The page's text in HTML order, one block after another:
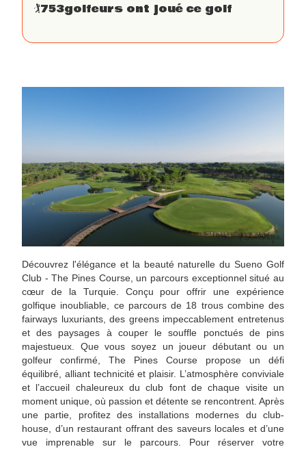
🏌753golfeurs ont joué ce golf
Découvrez l'élégance et la beauté naturelle du Sueno Golf
Club - The Pines Course, un parcours exceptionnel situé au
cœur de la Turquie. Conçu pour offrir une expérience
golfique inoubliable, ce parcours de 18 trous combine des
fairways luxuriants, des greens impeccablement entretenus
et des paysages à couper le souffle ponctués de pins
majestueux. Que vous soyez un joueur débutant ou un
golfeur confirmé, The Pines Course propose un défi
équilibré, alliant technicité et plaisir. L’atmosphère conviviale
et l’accueil chaleureux du club font de chaque visite un
moment unique, où passion et détente se rencontrent. Après
une partie, profitez des installations modernes du club-
house, d’un restaurant offrant des saveurs locales et d’une
vue imprenable sur le parcours. Pour réserver votre